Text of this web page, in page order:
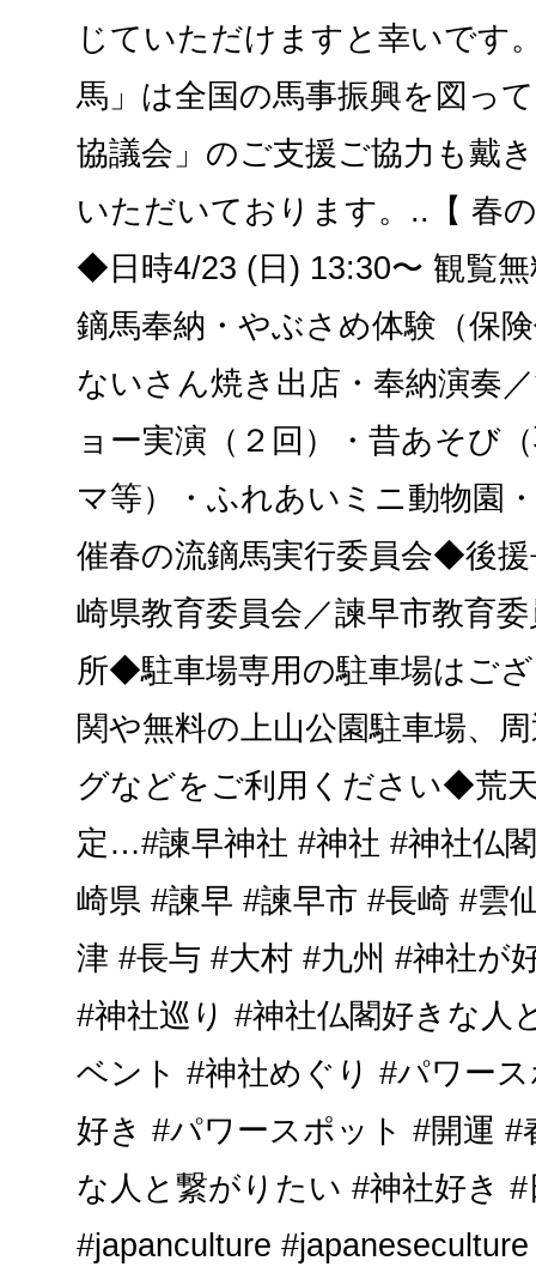
じていただけますと幸いです
馬」は全国の馬事振興を図っ
協議会」のご支援ご協力も戴
いただいております。..【 春
◆日時4/23 (日) 13:30〜 観覧
鏑馬奉納・やぶさめ体験（保
ないさん焼き出店・奉納演奏
ョー実演（２回）・昔あそび
マ等）・ふれあいミニ動物園
催春の流鏑馬実行委員会◆後
崎県教育委員会／諫早市教育
所◆駐車場専用の駐車場はご
関や無料の上山公園駐車場、
グなどをご利用ください◆荒
定…#諫早神社 #神社 #神社仏
崎県 #諫早 #諫早市 #長崎 #雲
津 #長与 #大村 #九州 #神社が
#神社巡り #神社仏閣好きな人
ベント #神社めぐり #パワー
好き #パワースポット #開運 #
な人と繋がりたい #神社好き #
#japanculture #japaneseculture